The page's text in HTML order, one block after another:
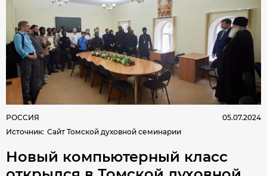
РОССИЯ
05.07.2024
Источник: Сайт Томской духовной семинарии
Новый компьютерный класс